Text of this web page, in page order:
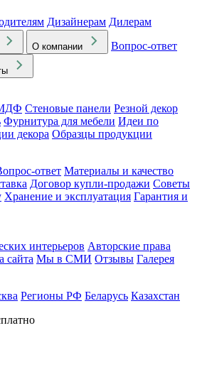
Дизайнерам Дилерам
О компании
Вопрос-ответ
МДФ Стеновые панели Резной декор
Фурнитура для мебели Идеи по
декора Образцы продукции
ответ Материалы и качество
Договор купли-продажи Советы
Хранение и эксплуатация Гарантия и
интерьеров Авторские права
сайта Мы в СМИ Отзывы Галерея
Регионы РФ Беларусь Казахстан